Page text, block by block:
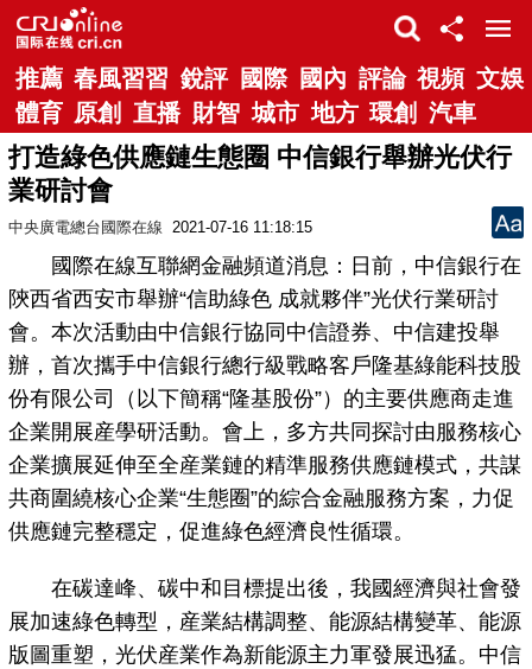
推薦 春風習習 銳評 國際 國內 評論 視頻 文娛
體育 原創 直播 財智 城市 地方 環創 汽車
打造綠色供應鏈生態圈 中信銀行舉辦光伏行
業研討會
中央廣電總台國際在線 2021-07-16 11:18:15
國際在線互聯網金融頻道消息：日前，中信銀行在
陝西省西安市舉辦“信助綠色 成就夥伴”光伏行業研討
會。本次活動由中信銀行協同中信證券、中信建投舉
辦，首次攜手中信銀行總行級戰略客戶隆基綠能科技股
份有限公司（以下簡稱“隆基股份”）的主要供應商走進
企業開展産學研活動。會上，多方共同探討由服務核心
企業擴展延伸至全産業鏈的精準服務供應鏈模式，共謀
共商圍繞核心企業“生態圈”的綜合金融服務方案，力促
供應鏈完整穩定，促進綠色經濟良性循環。
在碳達峰、碳中和目標提出後，我國經濟與社會發
展加速綠色轉型，産業結構調整、能源結構變革、能源
版圖重塑，光伏産業作為新能源主力軍發展迅猛。中信